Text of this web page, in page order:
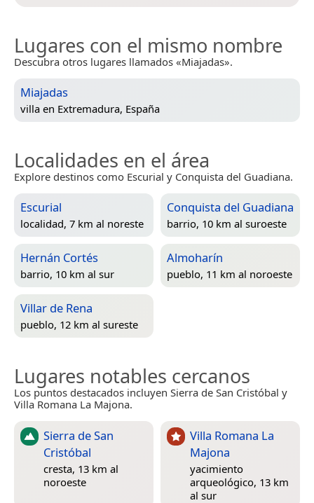
Lugares con el mismo nombre
Descubra otros lugares llamados «Miajadas».
Miajadas
villa en Extremadura, España
Localidades en el área
Explore destinos como Escurial y Conquista del Guadiana.
Escurial
localidad, 7 km al noreste
Conquista del Guadiana
barrio, 10 km al suroeste
Hernán Cortés
barrio, 10 km al sur
Almoharín
pueblo, 11 km al noroeste
Villar de Rena
pueblo, 12 km al sureste
Lugares notables cercanos
Los puntos destacados incluyen Sierra de San Cristóbal y
Villa Romana La Majona.
Sierra de San
Cristóbal
cresta, 13 km al
noroeste
Villa Romana La
Majona
yacimiento
arqueológico, 13 km
al sur